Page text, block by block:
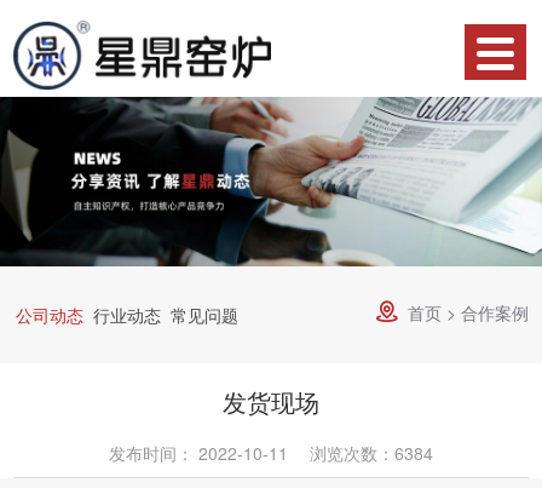
站
首
页
产
品
中
心
关
于
星
合
作
荣
流
术
联
公司动态 行业动态 常见问题  首页> 合作案例
发货现场
发布时间： 2022-10-11 浏览次数：6384